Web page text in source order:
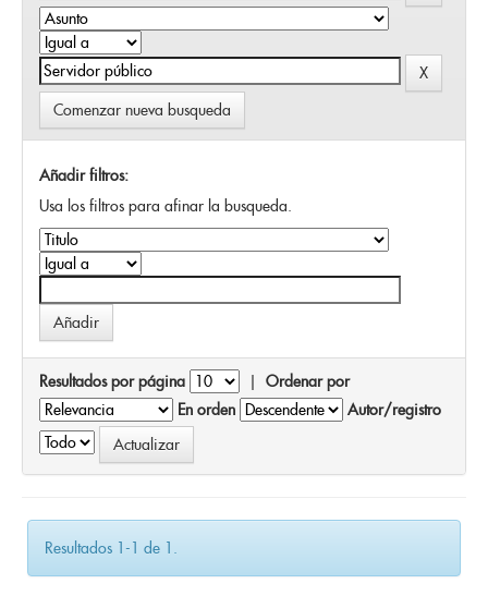
Comenzar nueva busqueda
Añadir filtros:
Usa los filtros para afinar la busqueda.
Resultados por página | Ordenar por
En orden
Autor/registro
Resultados 1-1 de 1.